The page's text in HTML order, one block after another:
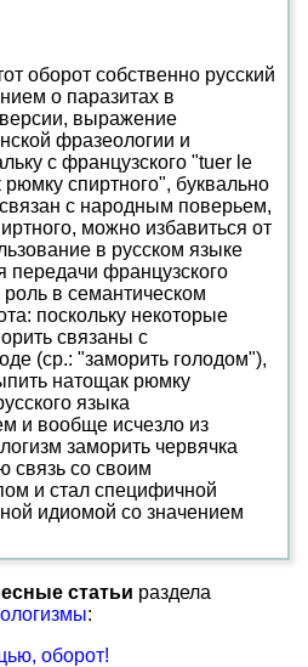
оборот собственно русский
о паразитах в
выражение
фразеологии и
с французского "tuer le
спиртного", буквально
с народным поверьем,
можно избавиться от
в русском языке
передачи французского
в семантическом
поскольку некоторые
связаны с
(ср.: "заморить голодом"),
натощак рюмку
языка
и вообще исчезло из
заморить червячка
связь со своим
и стал специфичной
идиомой со значением
статьи раздела
:
оборот!